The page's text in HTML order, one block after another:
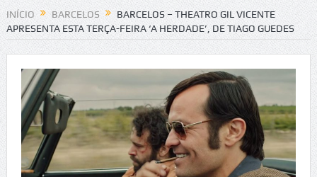
de trânsito no IC2 em Alcobaça Igreja do Castelo de
INÍCIO BARCELOS
BARCELOS – THEATRO GIL VICENTE
APRESENTA ESTA TERÇA-FEIRA ‘A HERDADE’, DE TIAGO GUEDES